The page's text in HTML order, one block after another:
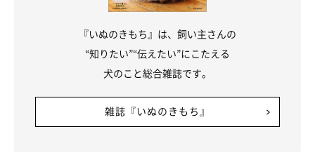
『いぬのきもち』は、飼い主さんの
“知りたい”“伝えたい”にこたえる
犬のこと総合雑誌です。
雑誌『いぬのきもち』